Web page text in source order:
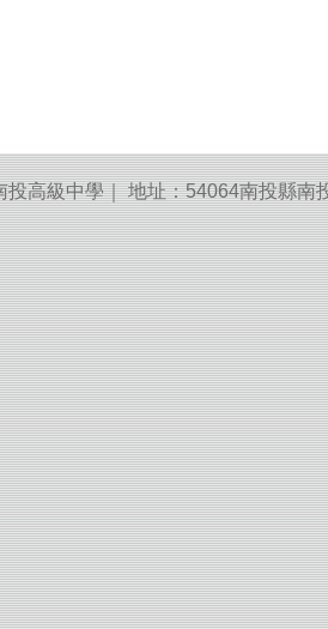
投高級中學｜ 地址：54064南投縣